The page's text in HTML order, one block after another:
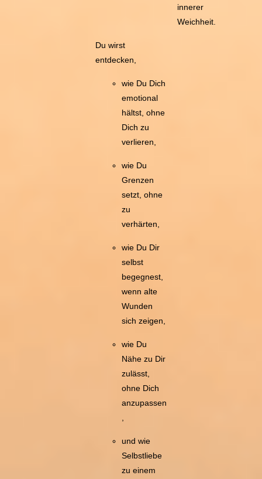
innerer
Weichheit.
Du wirst
entdecken,
wie Du Dich
emotional
hältst, ohne
Dich zu
verlieren,
wie Du
Grenzen
setzt, ohne
zu
verhärten,
wie Du Dir
selbst
begegnest,
wenn alte
Wunden
sich zeigen,
wie Du
Nähe zu Dir
zulässt,
ohne Dich
anzupassen
und wie
Selbstliebe
zu einem